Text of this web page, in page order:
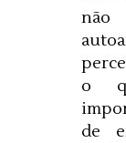
não
o
de